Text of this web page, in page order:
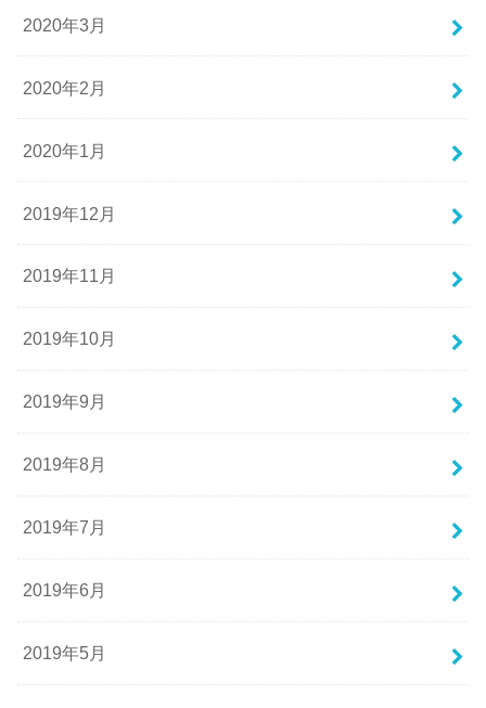
2020年3月
2020年2月
2020年1月
2019年12月
2019年11月
2019年10月
2019年9月
2019年8月
2019年7月
2019年6月
2019年5月